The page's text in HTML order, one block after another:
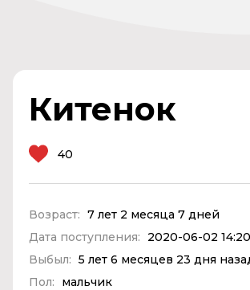
Китенок
40
Возраст: 7 лет 2 месяца 7 дней
Дата поступления:
2020-06-02
Выбыл: 5 лет 6 месяцев 23 дня
Пол:
мальчик